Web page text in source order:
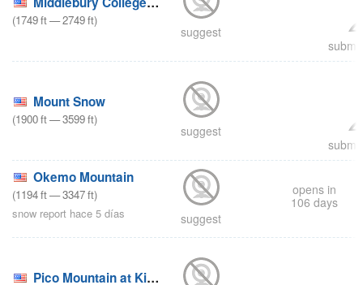
(1749ft—2749ft)
suggest
Mount Snow
(1900ft—3599ft)
suggest
Okemo Mountain
(1194ft—3347ft)
snow report hace 5 días
suggest
opens in
106 days
Pico Mountain at Killington